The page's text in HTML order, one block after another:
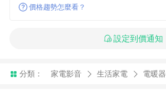
價格趨勢怎麼看？
設定到價通知
分類： 家電影音 生活家電 電暖器